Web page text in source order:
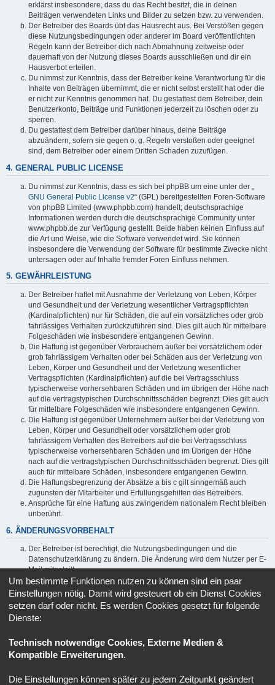
erklärst insbesondere, dass du das Recht besitzt, die in deinen
Beiträgen verwendeten Links und Bilder zu setzen bzw. zu verwenden.
Der Betreiber des Boards übt das Hausrecht aus. Bei Verstößen gegen
diese Nutzungsbedingungen oder anderer im Board veröffentlichten
Regeln kann der Betreiber dich nach Abmahnung zeitweise oder
dauerhaft von der Nutzung dieses Boards ausschließen und dir ein
Hausverbot erteilen.
Du nimmst zur Kenntnis, dass der Betreiber keine Verantwortung für die
Inhalte von Beiträgen übernimmt, die er nicht selbst erstellt hat oder die
er nicht zur Kenntnis genommen hat. Du gestattest dem Betreiber, dein
Benutzerkonto, Beiträge und Funktionen jederzeit zu löschen oder zu
sperren.
Du gestattest dem Betreiber darüber hinaus, deine Beiträge
abzuändern, sofern sie gegen o. g. Regeln verstoßen oder geeignet
sind, dem Betreiber oder einem Dritten Schaden zuzufügen.
4. GENERAL PUBLIC LICENSE
Du nimmst zur Kenntnis, dass es sich bei phpBB um eine unter der „
GNU General Public License v2“ (GPL) bereitgestellten Foren-Software
von phpBB Limited (www.phpbb.com) handelt; deutschsprachige
Informationen werden durch die deutschsprachige Community unter
www.phpbb.de zur Verfügung gestellt. Beide haben keinen Einfluss auf
die Art und Weise, wie die Software verwendet wird. Sie können
insbesondere die Verwendung der Software für bestimmte Zwecke nicht
untersagen oder auf Inhalte fremder Foren Einfluss nehmen.
5. GEWÄHRLEISTUNG
Der Betreiber haftet mit Ausnahme der Verletzung von Leben, Körper
und Gesundheit und der Verletzung wesentlicher Vertragspflichten
(Kardinalpflichten) nur für Schäden, die auf ein vorsätzliches oder grob
fahrlässiges Verhalten zurückzuführen sind. Dies gilt auch für mittelbare
Folgeschäden wie insbesondere entgangenen Gewinn.
Die Haftung ist gegenüber Verbrauchern außer bei vorsätzlichem oder
grob fahrlässigem Verhalten oder bei Schäden aus der Verletzung von
Leben, Körper und Gesundheit und der Verletzung wesentlicher
Vertragspflichten (Kardinalpflichten) auf die bei Vertragsschluss
typischerweise vorhersehbaren Schäden und im übrigen der Höhe nach
auf die vertragstypischen Durchschnittsschäden begrenzt. Dies gilt auch
für mittelbare Folgeschäden wie insbesondere entgangenen Gewinn.
Die Haftung ist gegenüber Unternehmern außer bei der Verletzung von
Leben, Körper und Gesundheit oder vorsätzlichem oder grob
fahrlässigem Verhalten des Betreibers auf die bei Vertragsschluss
typischerweise vorhersehbaren Schäden und im Übrigen der Höhe
nach auf die vertragstypischen Durchschnittsschäden begrenzt. Dies gilt
auch für mittelbare Schäden, insbesondere entgangenen Gewinn.
Die Haftungsbegrenzung der Absätze a bis c gilt sinngemäß auch
zugunsten der Mitarbeiter und Erfüllungsgehilfen des Betreibers.
Ansprüche für eine Haftung aus zwingendem nationalem Recht bleiben
unberührt.
6. ÄNDERUNGSVORBEHALT
Der Betreiber ist berechtigt, die Nutzungsbedingungen und die
Datenschutzerklärung zu ändern. Die Änderung wird dem Nutzer per E-
Mail mitgeteilt.
Der Nutzer ist berechtigt, den Änderungen zu widersprechen. Im Falle
des Widerspruchs erlischt das zwischen dem Betreiber und dem Nutzer
bestehende Vertragsverhältnis mit sofortiger Wirkung.
Die Änderungen gelten als anerkannt und verbindlich, wenn der Nutzer
den Änderungen zugestimmt hat.
Informationen über den Umgang mit deinen persönlichen Daten
sind in der Datenschutzerklärung enthalten.
Um bestimmte Funktionen nutzen zu können sind ein paar
Einstellungen nötig. Damit wird gesteuert ob ein Dienst Cookies
setzen darf oder nicht. Es werden Cookies gesetzt für folgende
Dienste:
Technisch notwendige Cookies, Externe Medien &
Kompatible Erweiterungen.
Die Einstellungen können später zu jedem Zeitpunkt geändert